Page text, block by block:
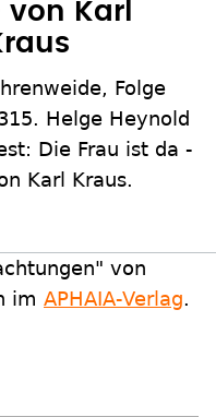
von Karl
Folge
Helge Heynold
Die Frau ist da -
Karl Kraus.
von
im APHAIA-Verlag.